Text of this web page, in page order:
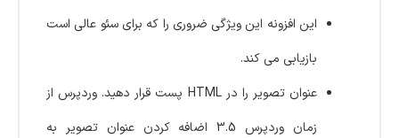
این افزونه این ویژگی ضروری را که برای سئو عالی است
بازیابی می کند.
عنوان تصویر را در HTML پست قرار دهید. وردپرس از
زمان وردپرس 3.5 اضافه کردن عنوان تصویر به